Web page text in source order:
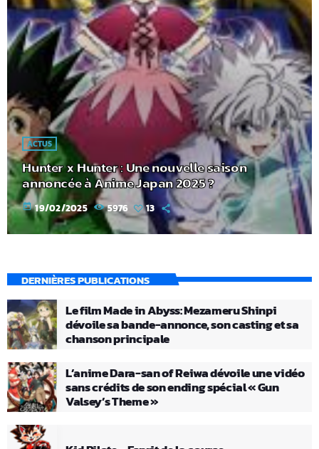
ACTUS
Hunter x Hunter : Une nouvelle saison
annoncée à Anime Japan 2025 ?
today 19/02/2025 5976 13
DERNIÈRES PUBLICATIONS
Le film Made in Abyss: Mezameru Shinpi
dévoile sa bande-annonce, son casting et sa
chanson principale
L’anime Dara-san of Reiwa dévoile une vidéo
sans crédits de son ending spécial « Gun
Valsey’s Theme »